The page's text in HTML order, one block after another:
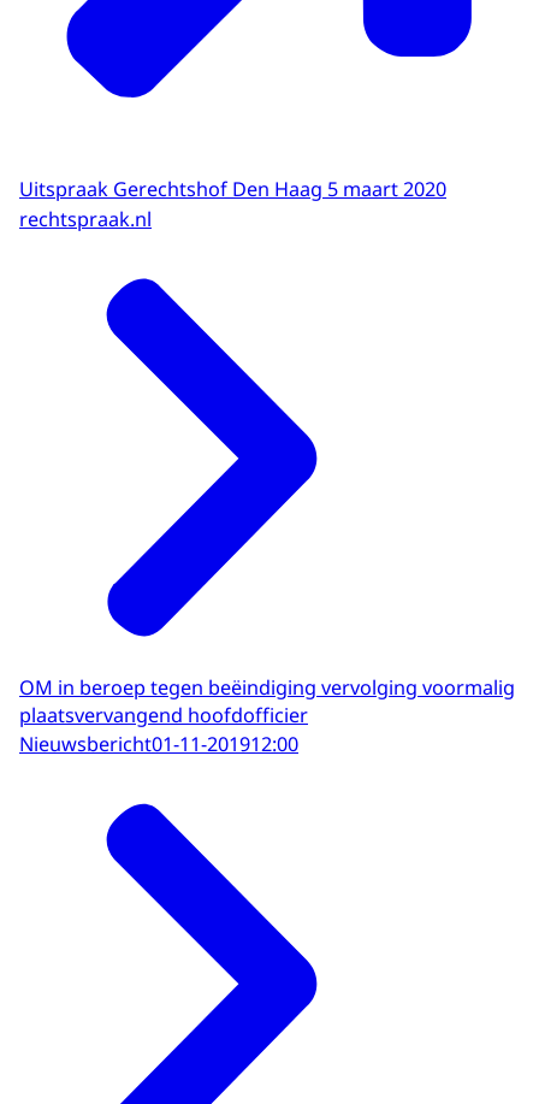
Uitspraak Gerechtshof Den Haag 5 maart 2020
rechtspraak.nl
OM in beroep tegen beëindiging vervolging voormalig
plaatsvervangend hoofdofficier
Nieuwsbericht01-11-201912:00